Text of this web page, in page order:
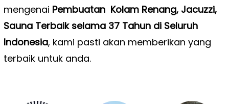
mengenai Pembuatan Kolam Renang, Jacuzzi,
Sauna Terbaik selama 37 Tahun di Seluruh
Indonesia, kami pasti akan memberikan yang
terbaik untuk anda.